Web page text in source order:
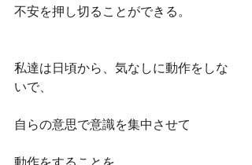
不安を押し切ることができる。
私達は日頃から、気なしに動作をしな
いで、
自らの意思で意識を集中させて